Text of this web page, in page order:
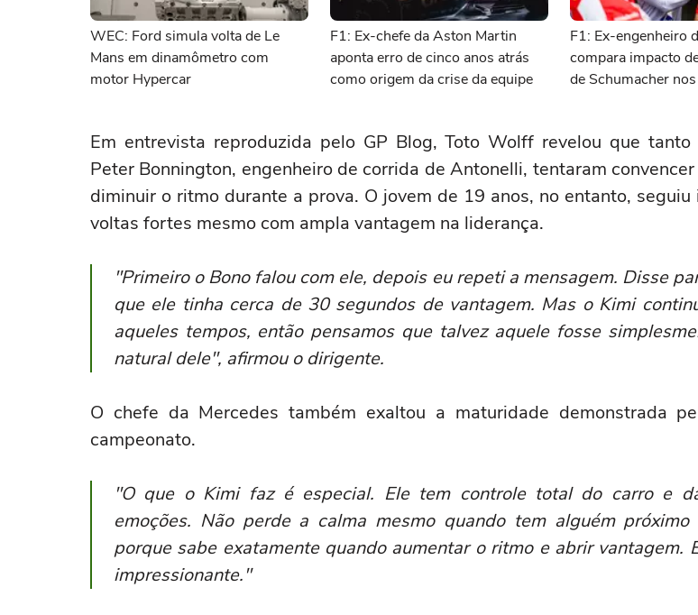
WEC: Ford simula volta de Le
Mans em dinamômetro com
motor Hypercar
F1: Ex-chefe da Aston Martin
aponta erro de cinco anos atrás
como origem da crise da equipe
F1: Ex-engenheiro
compara impacto
de Schumacher
Em entrevista reproduzida pelo GP Blog, Toto Wolff revelou que
Peter Bonnington, engenheiro de corrida de Antonelli, tentaram
diminuir o ritmo durante a prova. O jovem de 19 anos, no entanto,
voltas fortes mesmo com ampla vantagem na liderança.
"Primeiro o Bono falou com ele, depois eu repeti a mensagem. Disse
que ele tinha cerca de 30 segundos de vantagem. Mas o Kimi
aqueles tempos, então pensamos que talvez aquele fosse
natural dele", afirmou o dirigente.
O chefe da Mercedes também exaltou a maturidade demonstrada
campeonato.
"O que o Kimi faz é especial. Ele tem controle total do carro e
emoções. Não perde a calma mesmo quando tem alguém próximo
porque sabe exatamente quando aumentar o ritmo e abrir vantagem.
impressionante."